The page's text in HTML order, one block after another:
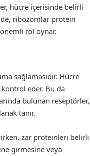
hücre içerisinde belirli
ribozomlar protein
rol oynar.
sağlamasıdır. Hücre
kontrol eder. Bu da
bulunan reseptörler,
tanır.
zar proteinleri belirli
girmesine veya